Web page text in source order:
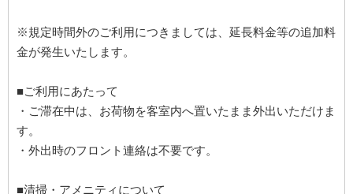
※規定時間外のご利用につきましては、延長料金等の追加料
金が発生いたします。
■ご利用にあたって
・ご滞在中は、お荷物を客室内へ置いたまま外出いただけま
す。
・外出時のフロント連絡は不要です。
■清掃・アメニティについて